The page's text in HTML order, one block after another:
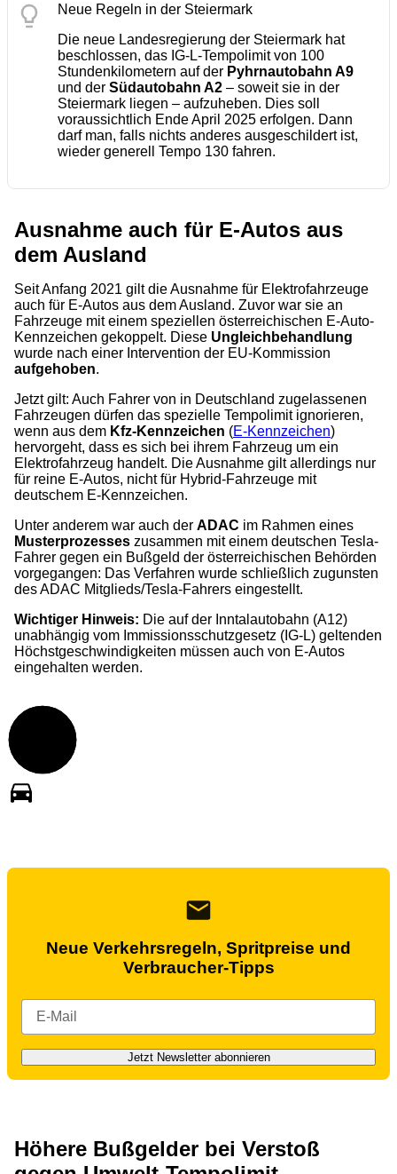
Neue Regeln in der Steiermark
Die neue Landesregierung der Steiermark hat
beschlossen, das IG-L-Tempolimit von 100
Stundenkilometern auf der Pyhrnautobahn A9
und der Südautobahn A2 – soweit sie in der
Steiermark liegen – aufzuheben. Dies soll
voraussichtlich Ende April 2025 erfolgen. Dann
darf man, falls nichts anderes ausgeschildert ist,
wieder generell Tempo 130 fahren.
Ausnahme auch für E-Autos aus
dem Ausland
Seit Anfang 2021 gilt die Ausnahme für Elektrofahrzeuge
auch für E-Autos aus dem Ausland. Zuvor war sie an
Fahrzeuge mit einem speziellen österreichischen E-Auto-
Kennzeichen gekoppelt. Diese Ungleichbehandlung
wurde nach einer Intervention der EU-Kommission
aufgehoben.
Jetzt gilt: Auch Fahrer von in Deutschland zugelassenen
Fahrzeugen dürfen das spezielle Tempolimit ignorieren,
wenn aus dem Kfz-Kennzeichen (E-Kennzeichen)
hervorgeht, dass es sich bei ihrem Fahrzeug um ein
Elektrofahrzeug handelt. Die Ausnahme gilt allerdings nur
für reine E-Autos, nicht für Hybrid-Fahrzeuge mit
deutschem E-Kennzeichen.
Unter anderem war auch der ADAC im Rahmen eines
Musterprozesses zusammen mit einem deutschen Tesla-
Fahrer gegen ein Bußgeld der österreichischen Behörden
vorgegangen: Das Verfahren wurde schließlich zugunsten
des ADAC Mitglieds/Tesla-Fahrers eingestellt.
Wichtiger Hinweis: Die auf der Inntalautobahn (A12)
unabhängig vom Immissionsschutzgesetz (IG-L) geltenden
Höchstgeschwindigkeiten müssen auch von E-Autos
eingehalten werden.
Neue Verkehrsregeln, Spritpreise und
Verbraucher-Tipps
Jetzt Newsletter abonnieren
Höhere Bußgelder bei Verstoß